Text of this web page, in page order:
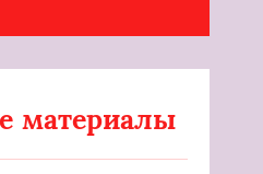
материалы